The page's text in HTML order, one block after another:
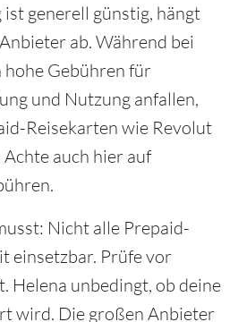
generell günstig, hängt
ab. Während bei
Gebühren für
und Nutzung anfallen,
Reisekarten wie Revolut
auch hier auf
Nicht alle Prepaid-
einsetzbar. Prüfe vor
Helena unbedingt, ob deine
wird. Die großen Anbieter